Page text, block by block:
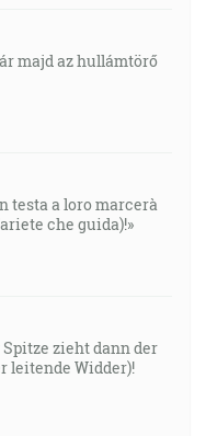
majd az hullámtörő
testa a loro marcerà
che guida)!»
zieht dann der
leitende Widder)!